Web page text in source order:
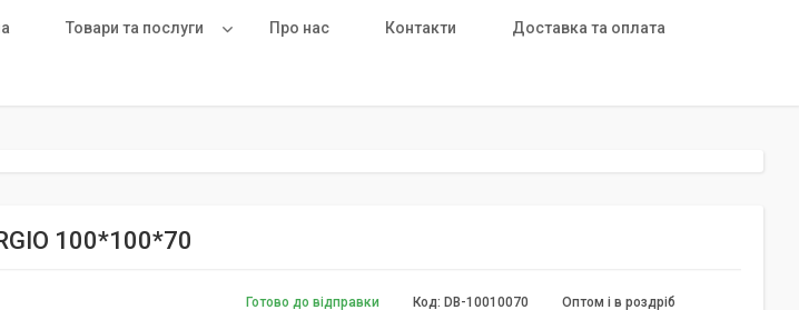
Товари та послуги Про нас Контакти Доставка та оплата
100*100*70
Готово до відправки Оптом і в роздріб
Код: DB-10010070